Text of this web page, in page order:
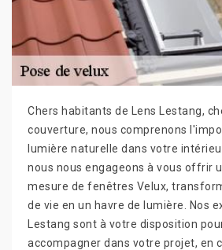
Chers habitants de Lens Lestang,
couverture, nous comprenons
lumière naturelle dans votre
nous nous engageons à vous offrir
mesure de fenêtres Velux,
de vie en un havre de lumière. Nos
Lestang sont à votre disposition
accompagner dans votre projet, en